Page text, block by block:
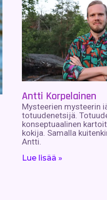
Antti Korpelainen
Mysteerien mysteerin
totuudenetsijä.
konseptuaalinen
kokija. Samalla
Antti.
Lue lisää »